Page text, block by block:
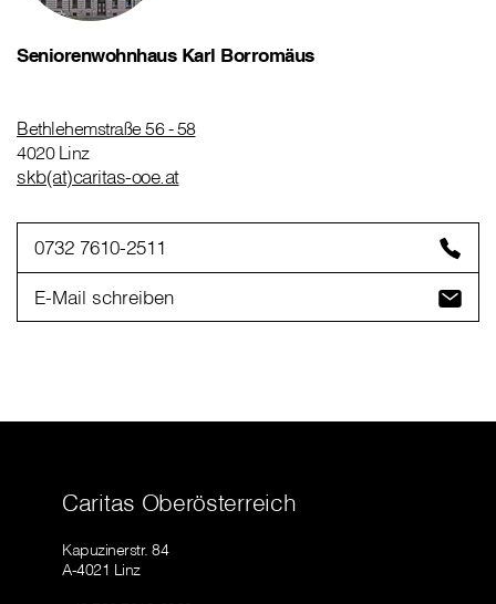
Seniorenwohnhaus Karl Borromäus
Bethlehemstraße 56 - 58
4020 Linz
skb(at)caritas-ooe.at
0732 7610-2511
E-Mail schreiben
Caritas Oberösterreich
Kapuzinerstr. 84
A-4021 Linz